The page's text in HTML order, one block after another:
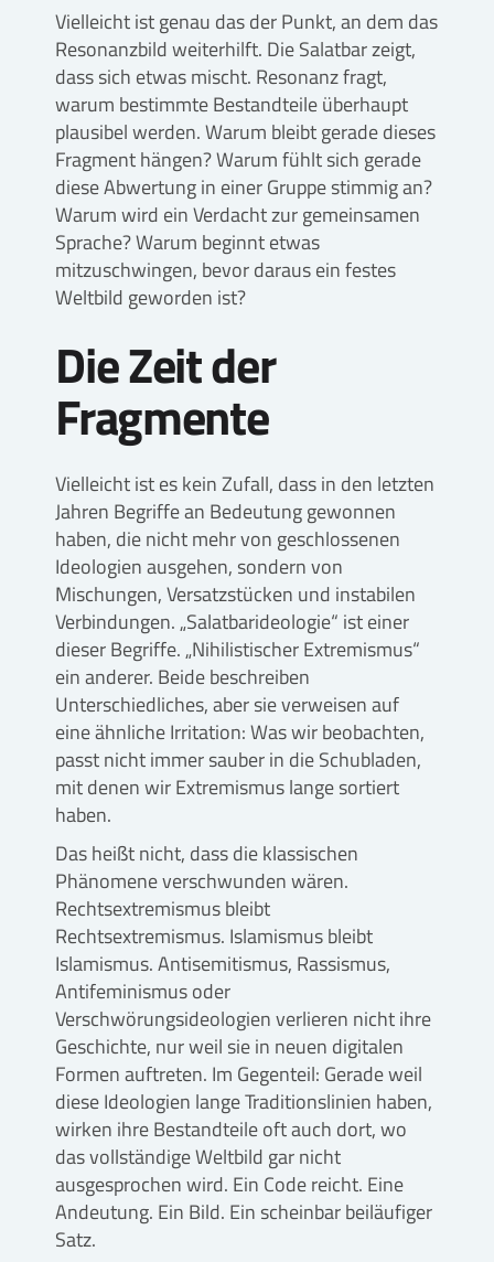
Vielleicht ist genau das der Punkt, an dem das
Resonanzbild weiterhilft. Die Salatbar zeigt,
dass sich etwas mischt. Resonanz fragt,
warum bestimmte Bestandteile überhaupt
plausibel werden. Warum bleibt gerade dieses
Fragment hängen? Warum fühlt sich gerade
diese Abwertung in einer Gruppe stimmig an?
Warum wird ein Verdacht zur gemeinsamen
Sprache? Warum beginnt etwas
mitzuschwingen, bevor daraus ein festes
Weltbild geworden ist?
Die Zeit der
Fragmente
Vielleicht ist es kein Zufall, dass in den letzten
Jahren Begriffe an Bedeutung gewonnen
haben, die nicht mehr von geschlossenen
Ideologien ausgehen, sondern von
Mischungen, Versatzstücken und instabilen
Verbindungen. „Salatbarideologie“ ist einer
dieser Begriffe. „Nihilistischer Extremismus“
ein anderer. Beide beschreiben
Unterschiedliches, aber sie verweisen auf
eine ähnliche Irritation: Was wir beobachten,
passt nicht immer sauber in die Schubladen,
mit denen wir Extremismus lange sortiert
haben.
Das heißt nicht, dass die klassischen
Phänomene verschwunden wären.
Rechtsextremismus bleibt
Rechtsextremismus. Islamismus bleibt
Islamismus. Antisemitismus, Rassismus,
Antifeminismus oder
Verschwörungsideologien verlieren nicht ihre
Geschichte, nur weil sie in neuen digitalen
Formen auftreten. Im Gegenteil: Gerade weil
diese Ideologien lange Traditionslinien haben,
wirken ihre Bestandteile oft auch dort, wo
das vollständige Weltbild gar nicht
ausgesprochen wird. Ein Code reicht. Eine
Andeutung. Ein Bild. Ein scheinbar beiläufiger
Satz.